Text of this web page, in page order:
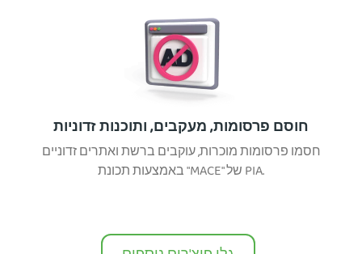
חוסם פרסומות, מעקבים, ותוכנות זדוניות
חסמו פרסומות מוכרות, עוקבים ברשת ואתרים זדוניים
באמצעות תכונת "MACE" של PIA.